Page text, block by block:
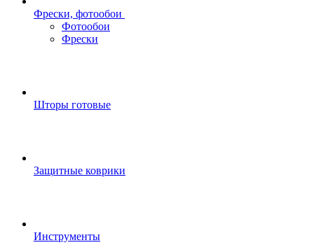
Фрески, фотообои
Фотообои
Фрески
Шторы готовые
Защитные коврики
Инструменты